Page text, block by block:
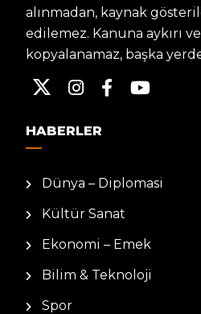
alınmadan, kaynak
edilemez. Kanuna aykırı
kopyalanamaz, başka
HABERLER
Dünya – Diplomasi
Kültür Sanat
Ekonomi – Emek
Bilim & Teknoloji
Spor